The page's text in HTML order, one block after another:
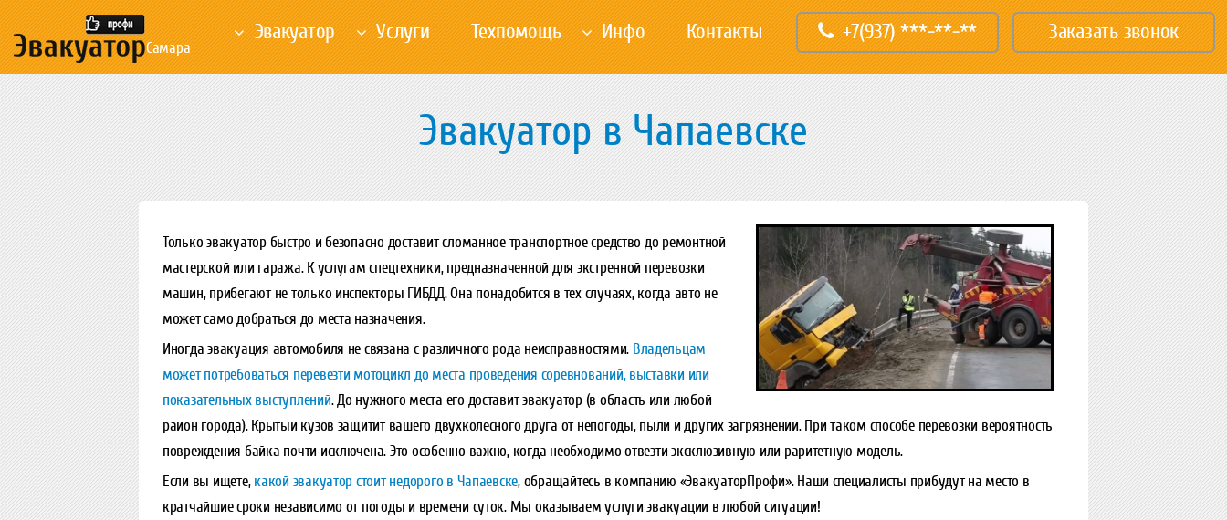
Самара
Эвакуатор Услуги Техпомощь Инфо Контакты +7(937) ***-**-** Заказать звонок
Эвакуатор в Чапаевске
Только эвакуатор быстро и безопасно доставит сломанное транспортное средство до ремонтной
мастерской или гаража. К услугам спецтехники, предназначенной для экстренной перевозки
машин, прибегают не только инспекторы ГИБДД. Она понадобится в тех случаях, когда авто не
может само добраться до места назначения.
Иногда эвакуация автомобиля не связана с различного рода неисправностями. Владельцам
может потребоваться перевезти мотоцикл до места проведения соревнований, выставки или
показательных выступлений. До нужного места его доставит эвакуатор (в область или любой
район города). Крытый кузов защитит вашего двухколесного друга от непогоды, пыли и других загрязнений. При таком способе перевозки вероятность
повреждения байка почти исключена. Это особенно важно, когда необходимо отвезти эксклюзивную или раритетную модель.
Если вы ищете,какой эвакуатор стоит недорого в Чапаевске, обращайтесь в компанию «ЭвакуаторПрофи». Наши специалисты прибудут на место в
кратчайшие сроки независимо от погоды и времени суток. Мы оказываем услуги эвакуации в любой ситуации!